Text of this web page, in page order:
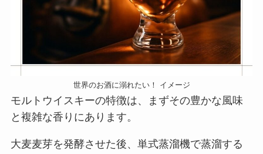
世界のお酒に溺れたい！ イメージ
モルトウイスキーの特徴は、まずその豊かな風味
と複雑な香りにあります。
大麦麦芽を発酵させた後、単式蒸溜機で蒸溜する